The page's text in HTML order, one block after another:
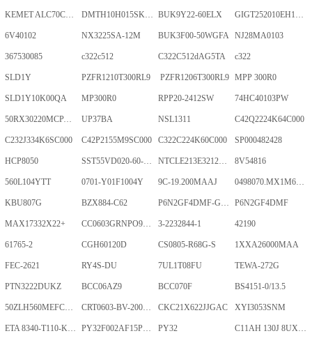
KEMET ALC70C152EN450 DMTH10H015SK3Q BUK9Y22-60ELX GIGT252010EH1R0MNE
6V40102 NX3225SA-12M BUK3F00-50WGFA NJ28MA0103
367530085 c322c512 C322C512dAG5TA c322
SLD1Y PZFR1210T300RL9 PZFR1206T300RL9 MPP 300R0
SLD1Y10K00QA MP300R0 RPP20-2412SW 74HC40103PW
50RX30220MCPA10X20 UP37BA NSL1311 C42Q2224K64C000
C232J334K6SC000 C42P2155M9SC000 C322C224K60C000 SP000482428
HCP8050 SST55VD020-60-C-TQWE NTCLE213E3212FMT 8V54816
560L104YTT 0701-Y01F1004Y 9C-19.200MAAJ 0498070.MX1M6-CN
KBU807G BZX884-C62 P6N2GF4DMF-GKT-2Gb P6N2GF4DMF
MAX17332X22+ CC0603GRNPO9BN400 3-2232844-1 42190
61765-2 CGH60120D CS0805-R68G-S 1XXA26000MAA
FEC-2621 RY4S-DU 7UL1T08FU TEWA-272G
PTN3222DUKZ BCC06AZ9 BCC070F BS4151-0/13.5
50ZLH560MEFCRI12.5X25 CRT0603-BV-2001ELF CKC21X622JJGAC XYI3053SNM
ETA 8340-T110-K1F1-ALH0-25A PY32F002AF15P6TU PY32 C11AH 130J 8UXLT